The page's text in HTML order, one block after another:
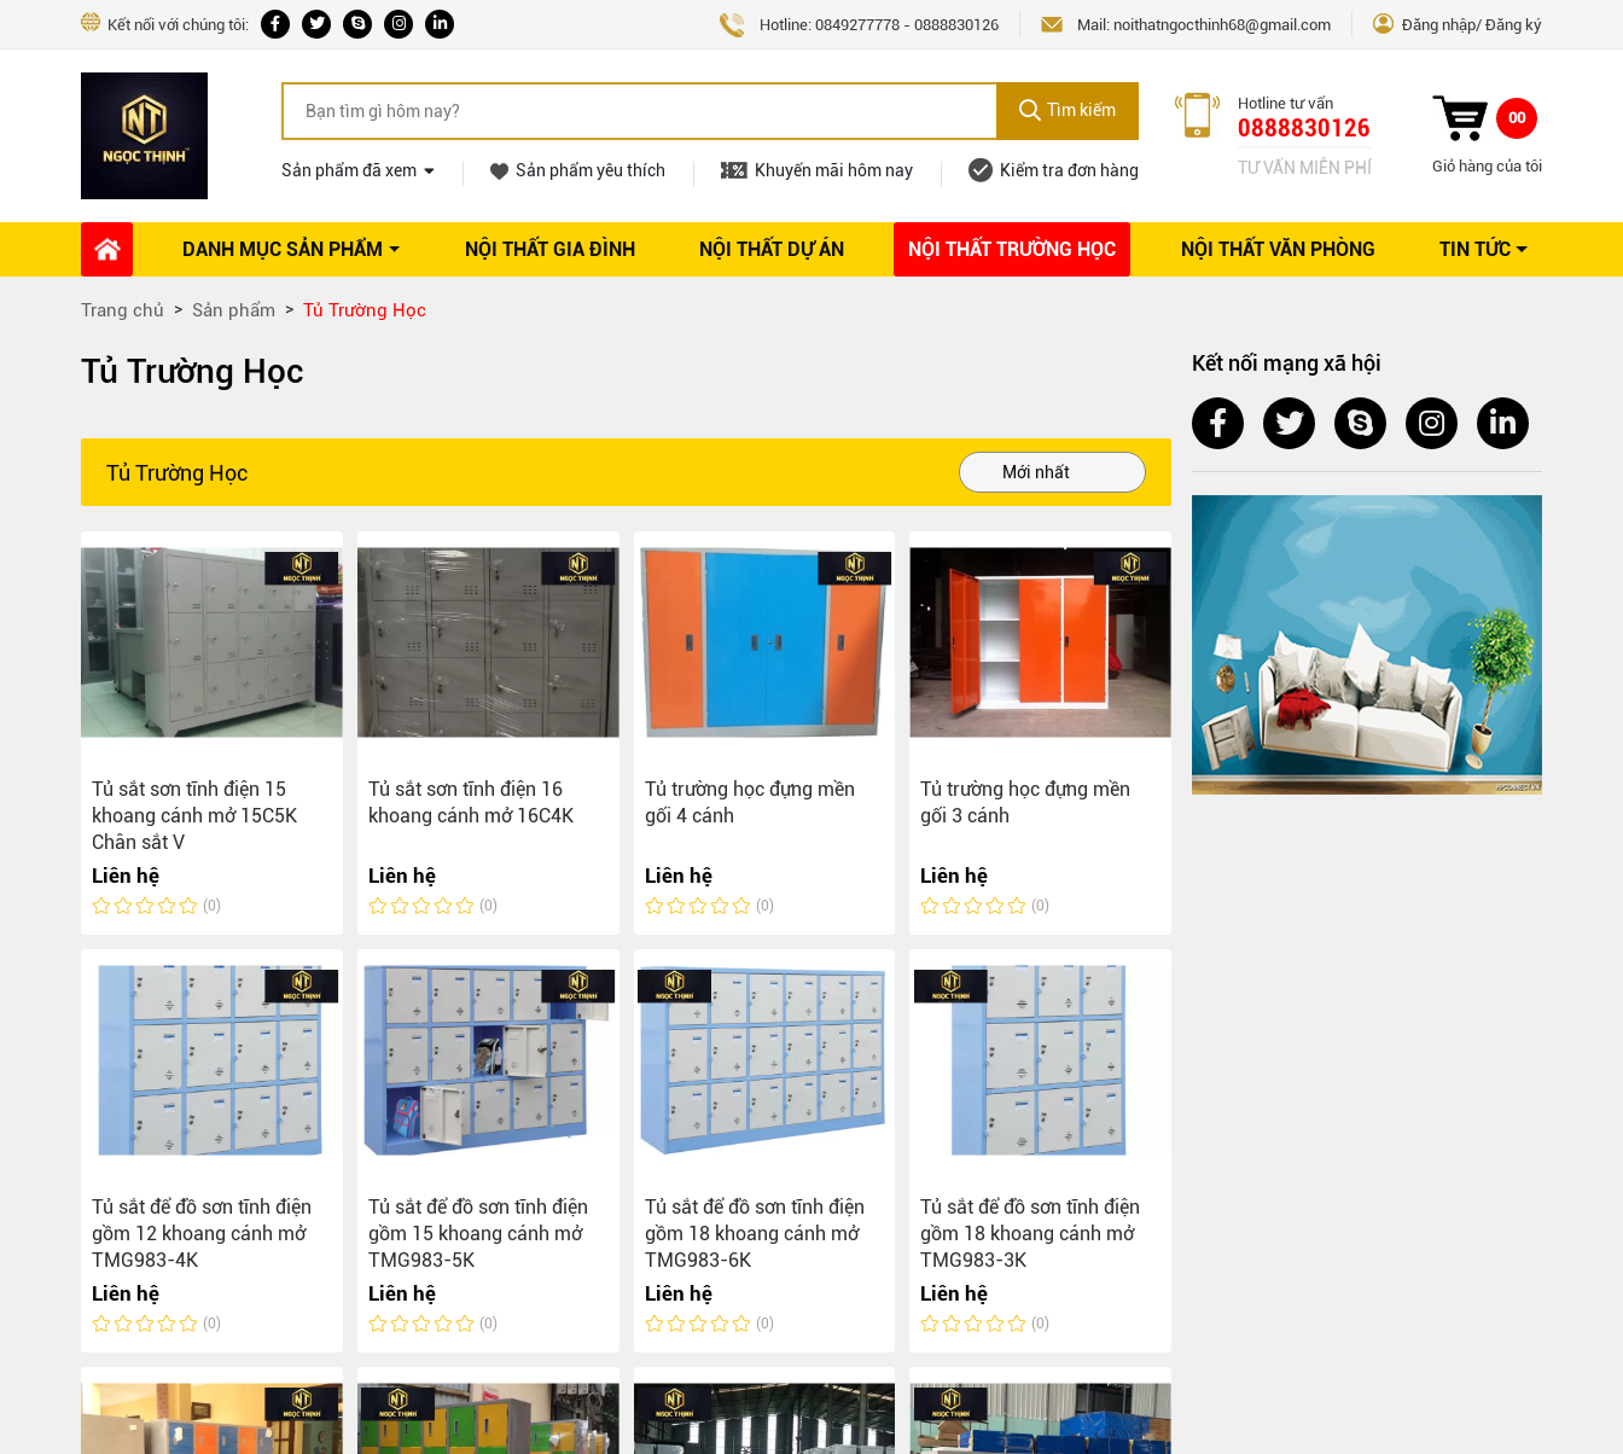
Kết nối với chúng tôi: Hotline: 0849277778 - 0888830126 Mail: noithatngocthinh68@gmail.com Đăng nhập Đăng ký
Tìm kiếm
Sản phẩm đã xem Sản phẩm yêu thích Khuyến mãi hôm nay Kiểm tra đơn hàng
Hotline tư vấn
0888830126
TƯ VẤN MIỄN PHÍ
00
Giỏ hàng của tôi
DANH MỤC SẢN PHẨM
Phụ kiện Nội thất
Ổ khóa tủ
Phụ kiện nội thất khác
Phụ kiện tủ áo
Bếp từ-Bếp hồng ngoại
Chậu rửa bát
Ray trượt – bản lề – tay nắm cửa
Phụ kiện tủ bếp dưới
Giá để bát đĩa đa năng
Giá để dao thớt
Kệ gia vị
Kệ góc liên hoàn
NỘI THẤT GIA ĐÌNH NỘI THẤT DỰ ÁN NỘI THẤT TRƯỜNG HỌC NỘI THẤT VĂN PHÒNG TIN TỨC
Dự án thi công
Ý tưởng trang trí
Giải pháp thiết kế
Trang chủ Sản phẩm Tủ Trường Học
Tủ Trường Học
Tủ Trường Học
Tủ sắt sơn tĩnh điện 15
khoang cánh mở 15C5K
Chân sắt V
Liên hệ
(0)
Tủ sắt sơn tĩnh điện 16
khoang cánh mở 16C4K
Liên hệ
(0)
Tủ trường học đựng mền
gối 4 cánh
Liên hệ
(0)
Tủ trường học đựng mền
gối 3 cánh
Liên hệ
(0)
Tủ sắt để đồ sơn tĩnh điện
gồm 12 khoang cánh mở
TMG983-4K
Liên hệ
(0)
Tủ sắt để đồ sơn tĩnh điện
gồm 15 khoang cánh mở
TMG983-5K
Liên hệ
(0)
Tủ sắt để đồ sơn tĩnh điện
gồm 18 khoang cánh mở
TMG983-6K
Liên hệ
(0)
Tủ sắt để đồ sơn tĩnh điện
gồm 18 khoang cánh mở
TMG983-3K
Liên hệ
(0)
Kết nối mạng xã hội